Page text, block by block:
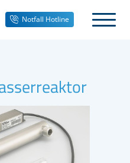
Notfall Hotline